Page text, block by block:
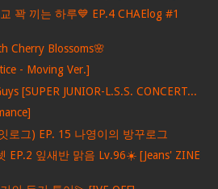
꽉 끼는 하루💙 EP.4 CHAElog #1
Cherry Blossoms🌸
- Moving Ver.]
[SUPER JUNIOR-L.S.S. CONCERT...
로그) EP. 15 나영이의 방꾸로그
EP.2 잎새반 맑음 Lv.96☀️ [Jeans' ZINE